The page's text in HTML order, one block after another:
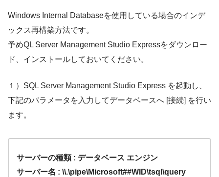
Windows Internal Databaseを使用している場合のインデ
ックス再構築方法です。
予めQL Server Management Studio Expressをダウンロー
ド、インストールしておいてください。
１）SQL Server Management Studio Express を起動し、
下記のパラメータを入力してデータベースへ [接続] を行い
ます。
サーバーの種類 : データベース エンジン
サーバー名 : \\.\pipe\Microsoft##WID\tsql\query